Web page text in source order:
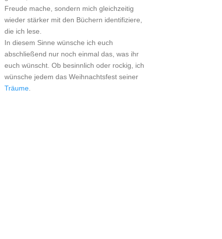
Freude mache, sondern mich gleichzeitig
wieder stärker mit den Büchern identifiziere,
die ich lese.
In diesem Sinne wünsche ich euch
abschließend nur noch einmal das, was ihr
euch wünscht. Ob besinnlich oder rockig, ich
wünsche jedem das Weihnachtsfest seiner
Träume.